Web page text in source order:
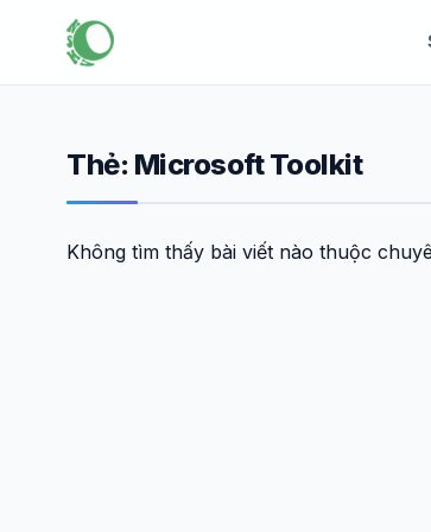
Thẻ: Microsoft Toolkit
Không tìm thấy bài viết nào thuộc